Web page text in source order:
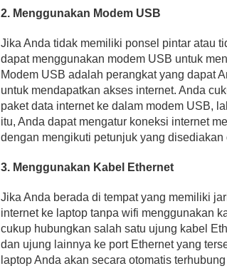
2. Menggunakan Modem USB
Jika Anda tidak memiliki ponsel pintar atau
dapat menggunakan modem USB untuk
Modem USB adalah perangkat yang dapat
untuk mendapatkan akses internet. Anda
paket data internet ke dalam modem USB,
itu, Anda dapat mengatur koneksi internet
dengan mengikuti petunjuk yang
3. Menggunakan Kabel Ethernet
Jika Anda berada di tempat yang memiliki
internet ke laptop tanpa wifi menggunakan
cukup hubungkan salah satu ujung kabel
dan ujung lainnya ke port Ethernet yang
laptop Anda akan secara otomatis